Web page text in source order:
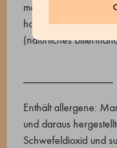
mandelpaste,
haselnüsse,
(natürliches
Enthält allergene:
und daraus
Schwefeldioxid und